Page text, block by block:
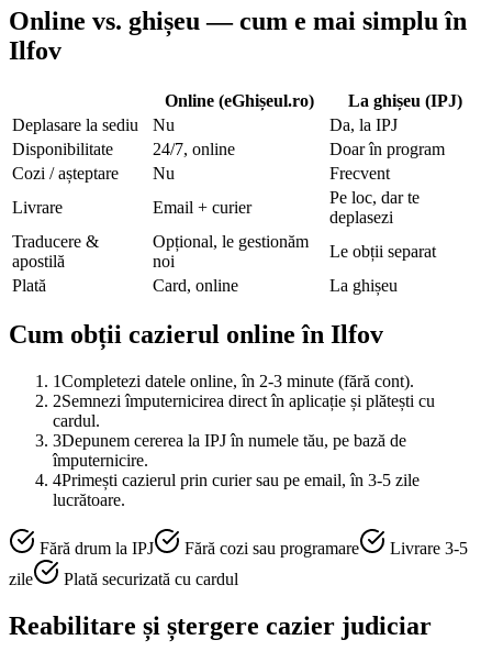
Online vs. ghișeu — cum e mai simplu în
Ilfov
Online (eGhișeul.ro)
La ghișeu (IPJ)
Deplasare la sediu
Nu
Da, la IPJ
Disponibilitate
24/7, online
Doar în program
Cozi / așteptare
Nu
Frecvent
Livrare
Email + curier
Pe loc, dar te
deplasezi
Traducere &
apostilă
Opțional, le gestionăm
noi
Le obții separat
Plată
Card, online La ghișeu
Cum obții cazierul online în Ilfov
1Completezi datele online, în 2-3 minute (fără cont).
2Semnezi împuternicirea direct în aplicație și plătești cu
cardul.
3Depunem cererea la IPJ în numele tău, pe bază de
împuternicire.
4Primești cazierul prin curier sau pe email, în 3-5 zile
lucrătoare.
Fără drum la IPJ Fără cozi sau programare
Livrare 3-5
zile
Plată securizată cu cardul
Reabilitare și ștergere cazier judiciar